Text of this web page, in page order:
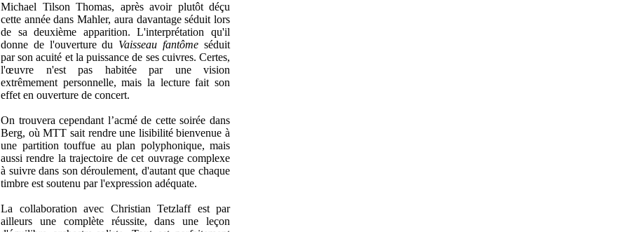
Michael Tilson Thomas, après avoir plutôt déçu
cette année dans Mahler, aura davantage séduit lors
de sa deuxième apparition. L'interprétation qu'il
donne de l'ouverture du Vaisseau fantôme séduit
par son acuité et la puissance de ses cuivres. Certes,
l'œuvre n'est pas habitée par une vision
extrêmement personnelle, mais la lecture fait son
effet en ouverture de concert.
On trouvera cependant l’acmé de cette soirée dans
Berg, où MTT sait rendre une lisibilité bienvenue à
une partition touffue au plan polyphonique, mais
aussi rendre la trajectoire de cet ouvrage complexe
à suivre dans son déroulement, d'autant que chaque
timbre est soutenu par l'expression adéquate.
La collaboration avec Christian Tetzlaff est par
ailleurs une complète réussite, dans une leçon